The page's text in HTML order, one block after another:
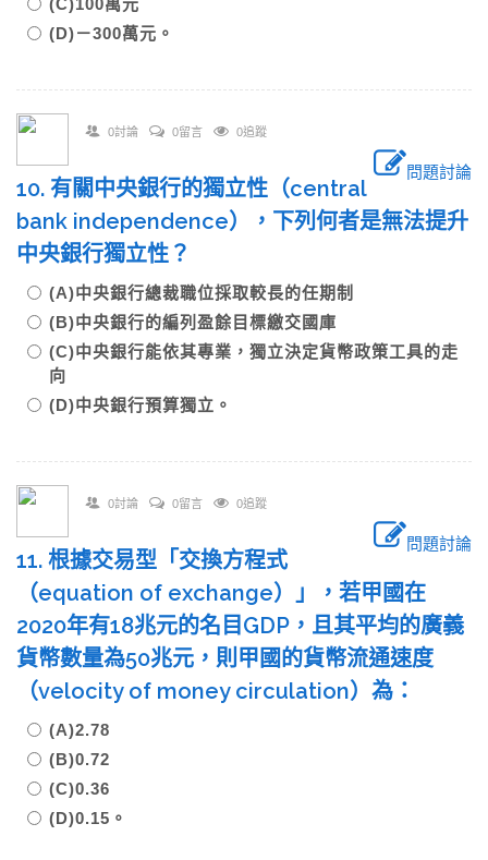
(C)100萬元
(D)－300萬元。
0討論 0留言 0追蹤
問題討論
10. 有關中央銀行的獨立性（central
bank independence），下列何者是無法提升
中央銀行獨立性？
(A)中央銀行總裁職位採取較長的任期制
(B)中央銀行的編列盈餘目標繳交國庫
(C)中央銀行能依其專業，獨立決定貨幣政策工具的走
向
(D)中央銀行預算獨立。
0討論 0留言 0追蹤
問題討論
11. 根據交易型「交換方程式
（equation of exchange）」，若甲國在
2020年有18兆元的名目GDP，且其平均的廣義
貨幣數量為50兆元，則甲國的貨幣流通速度
（velocity of money circulation）為：
(A)2.78
(B)0.72
(C)0.36
(D)0.15。